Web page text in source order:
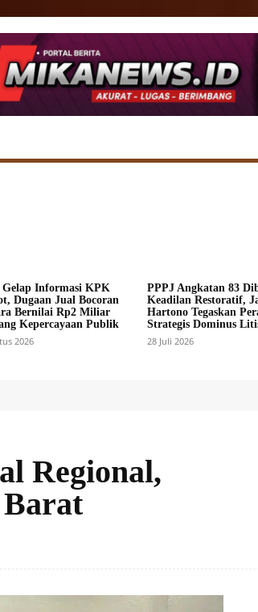
Gelap Informasi KPK
Dugaan Jual Bocoran
Bernilai Rp2 Miliar
Kepercayaan Publik
2026
PPPJ Angkatan 83
Keadilan Restoratif,
Hartono Tegaskan
Strategis Dominus
28 Juli 2026
Regional,